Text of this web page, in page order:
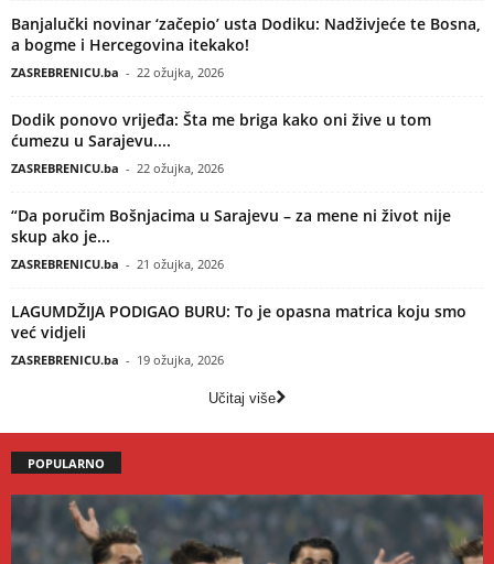
Banjalučki novinar ‘začepio’ usta Dodiku: Nadživjeće te Bosna,
a bogme i Hercegovina itekako!
ZASREBRENICU.ba - 22 ožujka, 2026
Dodik ponovo vrijeđa: Šta me briga kako oni žive u tom
ćumezu u Sarajevu....
ZASREBRENICU.ba - 22 ožujka, 2026
“Da poručim Bošnjacima u Sarajevu – za mene ni život nije
skup ako je...
ZASREBRENICU.ba - 21 ožujka, 2026
LAGUMDŽIJA PODIGAO BURU: To je opasna matrica koju smo
već vidjeli
ZASREBRENICU.ba - 19 ožujka, 2026
Učitaj više
POPULARNO